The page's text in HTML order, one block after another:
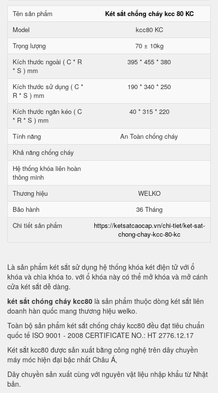
Tên sản phẩm
Két sắt chống cháy kcc 80 KC
Model
kcc80 KC
Trọng lượng
70 ± 10kg
Kích thước ngoài ( C * R
* S ) mm
395 * 455 * 380
Kích thước sử dụng ( C *
R * S ) mm
190 * 340 * 250
Kích thước ngăn kéo ( C
* R * S ) mm
40 * 315 * 220
Tính năng
An Toàn chống cháy
Khả năng chống cháy
Hệ thống khóa liên hoàn
thông minh
Thương hiệu
WELKO
Bảo hành
36 Tháng
Chi tiết sản phẩm
https://ketsatcaocap.vn/chi-tiet/ket-sat-
chong-chay-kcc-80-kc
Là sản phẩm két sắt sử dụng hệ thống khóa két điện tử với ổ
khóa và chìa khóa to. với ổ khóa này có thể mở khóa và mở cánh
cửa két sắt dễ dàng.
két sắt chóng cháy kcc80 là sản phẩm thuộc dòng két sắt liên
doanh hàn quốc mang thương hiệu welko.
Toàn bộ sản phẩm két sắt chống cháy kcc80 đều đạt tiêu chuẩn
quốc tế ISO 9001 - 2008 CERTIFICATE NO.: HT 2776.12.17
Két sắt kcc80 được sản xuất bằng công nghệ trên dây chuyền
máy móc hiện đại bậc nhất Châu Á,
Dây chuyền sản xuất cùng với nguyên vật liệu nhập khẩu từ Nhật
bản.